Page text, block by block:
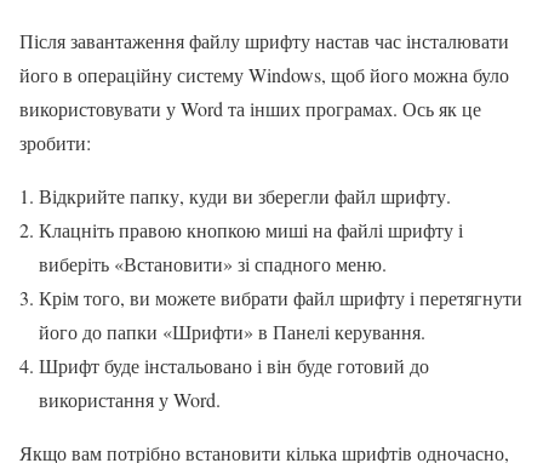
Після завантаження файлу шрифту настав час інсталювати
його в операційну систему Windows, щоб його можна було
використовувати у Word та інших програмах. Ось як це
зробити:
Відкрийте папку, куди ви зберегли файл шрифту.
Клацніть правою кнопкою миші на файлі шрифту і
виберіть «Встановити» зі спадного меню.
Крім того, ви можете вибрати файл шрифту і перетягнути
його до папки «Шрифти» в Панелі керування.
Шрифт буде інстальовано і він буде готовий до
використання у Word.
Якщо вам потрібно встановити кілька шрифтів одночасно,